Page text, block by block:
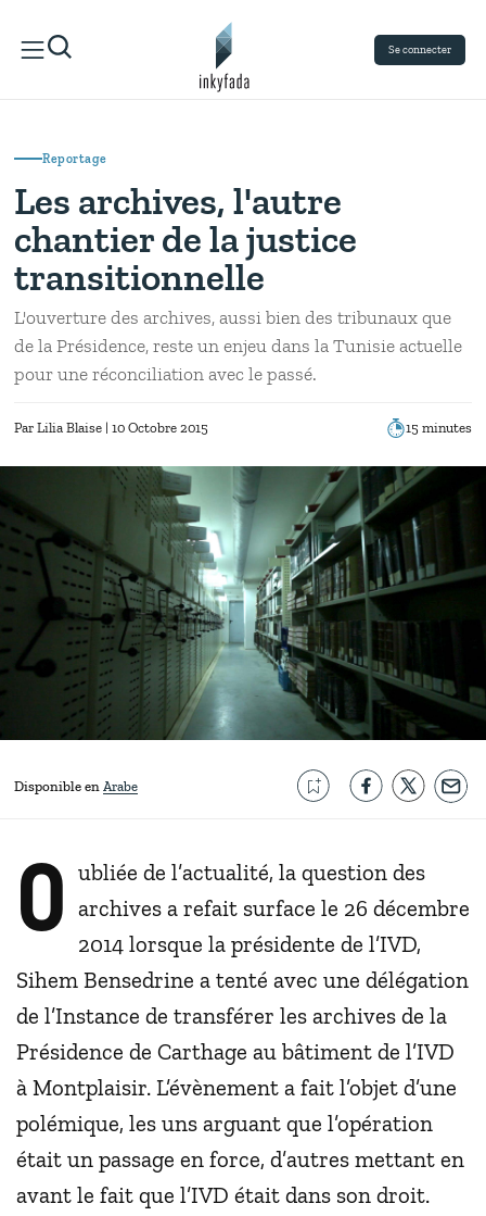
Se connecter
Reportage
Les archives, l'autre
chantier de la justice
transitionnelle
L'ouverture des archives, aussi bien des tribunaux que
de la Présidence, reste un enjeu dans la Tunisie actuelle
pour une réconciliation avec le passé.
Par Lilia Blaise | 10 Octobre 2015 15 minutes
Disponible en Arabe
O ubliée de l’actualité, la question des
archives a refait surface le 26 décembre
2014 lorsque la présidente de l’IVD,
Sihem Bensedrine a tenté avec une délégation
de l’Instance de transférer les archives de la
Présidence de Carthage au bâtiment de l’IVD
à Montplaisir. L’évènement a fait l’objet d’une
polémique, les uns arguant que l’opération
était un passage en force, d’autres mettant en
avant le fait que l’IVD était dans son droit.